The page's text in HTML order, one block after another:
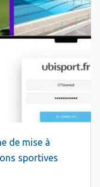
de mise à
sportives